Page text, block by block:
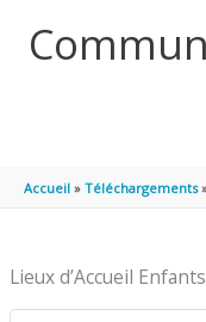
Accueil Téléchargements
Lieux d’Accueil